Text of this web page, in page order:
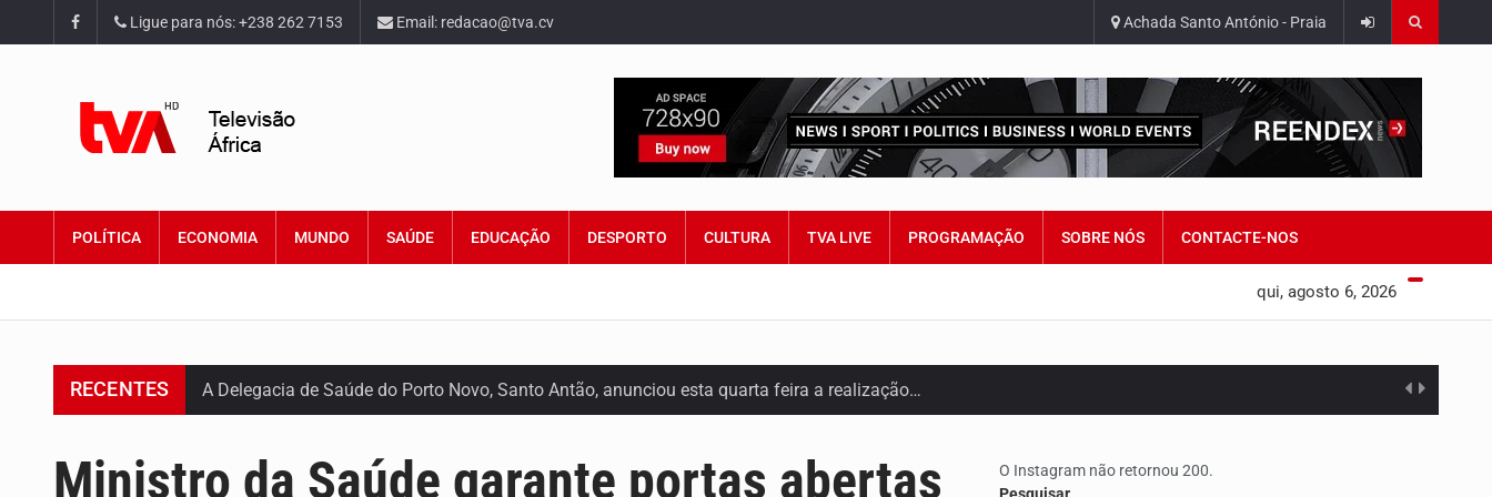
Ligue para nós: +238 262 7153 Email: redacao@tva.cv Achada Santo António - Praia
POLÍTICA ECONOMIA MUNDO SAÚDE EDUCAÇÃO DESPORTO CULTURA TVA LIVE PROGRAMAÇÃO SOBRE NÓS CONTACTE-NOS
qui, agosto 6, 2026
RECENTES A Delegacia de Saúde do Porto Novo, Santo Antão, anunciou esta quarta feira a realização…
Ministro da Saúde garante portas abertas
O Instagram não retornou 200.